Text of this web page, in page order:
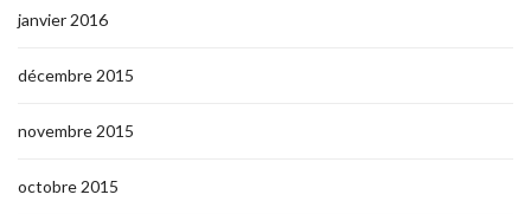
janvier 2016
décembre 2015
novembre 2015
octobre 2015